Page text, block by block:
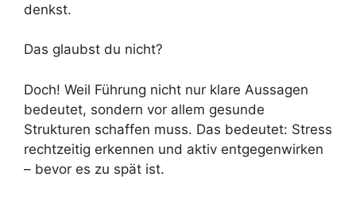
denkst.
Das glaubst du nicht?
Doch! Weil Führung nicht nur klare Aussagen
bedeutet, sondern vor allem gesunde
Strukturen schaffen muss. Das bedeutet: Stress
rechtzeitig erkennen und aktiv entgegenwirken
– bevor es zu spät ist.